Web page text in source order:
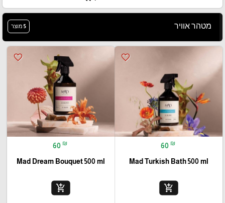
מטהר אוויר 5 מוצר
favorite_border
60 ₪
Mad Turkish Bath 500 ml
add_shopping_cart
favorite_border
60 ₪
Mad Dream Bouquet 500 ml
add_shopping_cart